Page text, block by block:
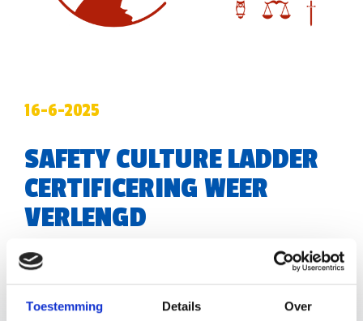
Toestemming Details Over
16-6-2025
SAFETY CULTURE LADDER
CERTIFICERING WEER
VERLENGD
Weer 3 jaar gecertificeerd op Safety Culture Ladder
Trede 3!